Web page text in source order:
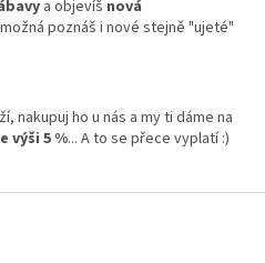
a objevíš nová
poznáš i nové stejně "ujeté"
nakupuj ho u nás a my ti dáme na
výši 5 %... A to se přece vyplatí :)